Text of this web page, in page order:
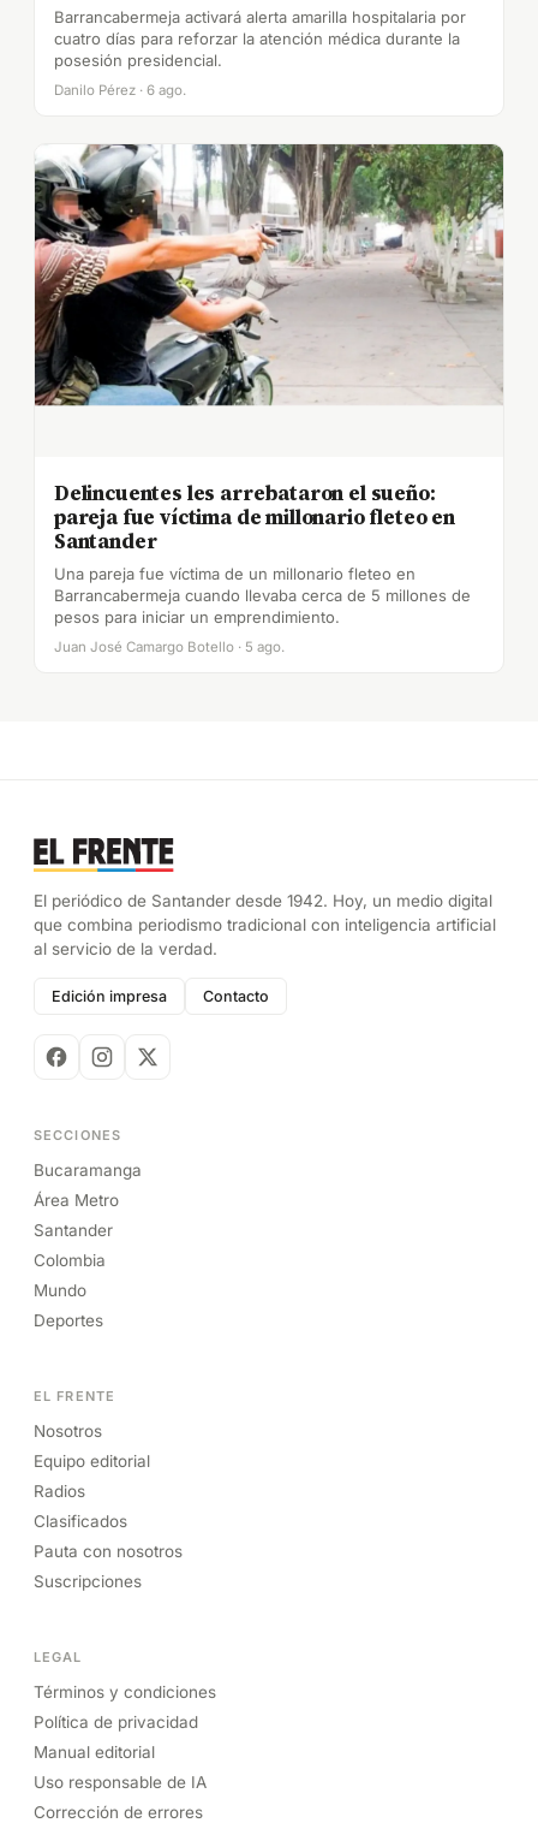
Barrancabermeja activará alerta amarilla hospitalaria por
cuatro días para reforzar la atención médica durante la
posesión presidencial.
Danilo Pérez · 6 ago.
Delincuentes les arrebataron el sueño:
pareja fue víctima de millonario fleteo en
Santander
Una pareja fue víctima de un millonario fleteo en
Barrancabermeja cuando llevaba cerca de 5 millones de
pesos para iniciar un emprendimiento.
Juan José Camargo Botello · 5 ago.
El periódico de Santander desde 1942. Hoy, un medio digital
que combina periodismo tradicional con inteligencia artificial
al servicio de la verdad.
Edición impresa Contacto
SECCIONES
Bucaramanga
Área Metro
Santander
Colombia
Mundo
Deportes
EL FRENTE
Nosotros
Equipo editorial
Radios
Clasificados
Pauta con nosotros
Suscripciones
LEGAL
Términos y condiciones
Política de privacidad
Manual editorial
Uso responsable de IA
Corrección de errores